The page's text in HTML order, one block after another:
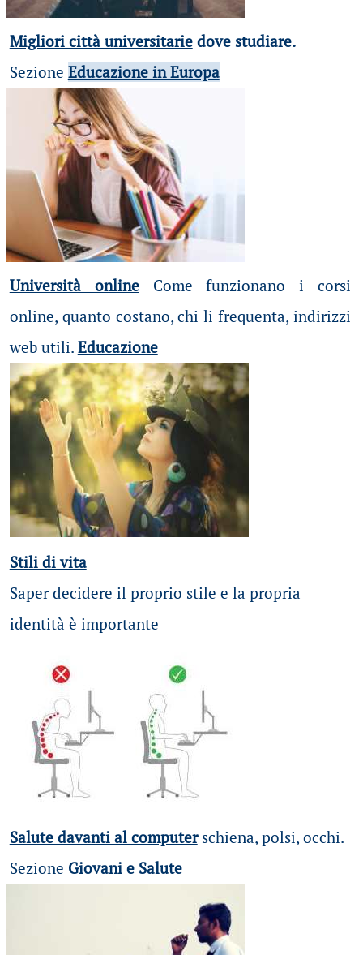
Migliori città universitariedove studiare.
Sezione Educazione in Europa
Università online
Come funzionano i corsi
online, quanto costano, chi li frequenta, indirizzi
web utili. Educazione
Stili di vita
Saper decidere il proprio stile e la propria
identità è importante
Salute davanti al computerschiena, polsi, occhi.
Sezione Giovani e Salute